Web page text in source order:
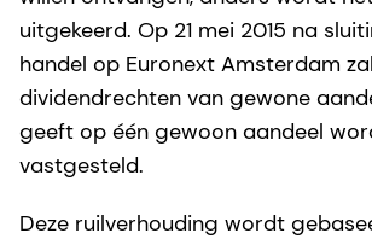
uitgekeerd. Op 21 mei 2015 na
handel op Euronext Amsterdam
dividendrechten van gewone
geeft op één gewoon aandeel
vastgesteld.
Deze ruilverhouding wordt